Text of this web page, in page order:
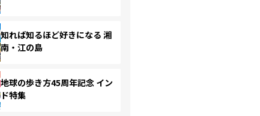
知れば知るほど好きになる 湘
南・江の島
地球の歩き方45周年記念 イン
ド特集